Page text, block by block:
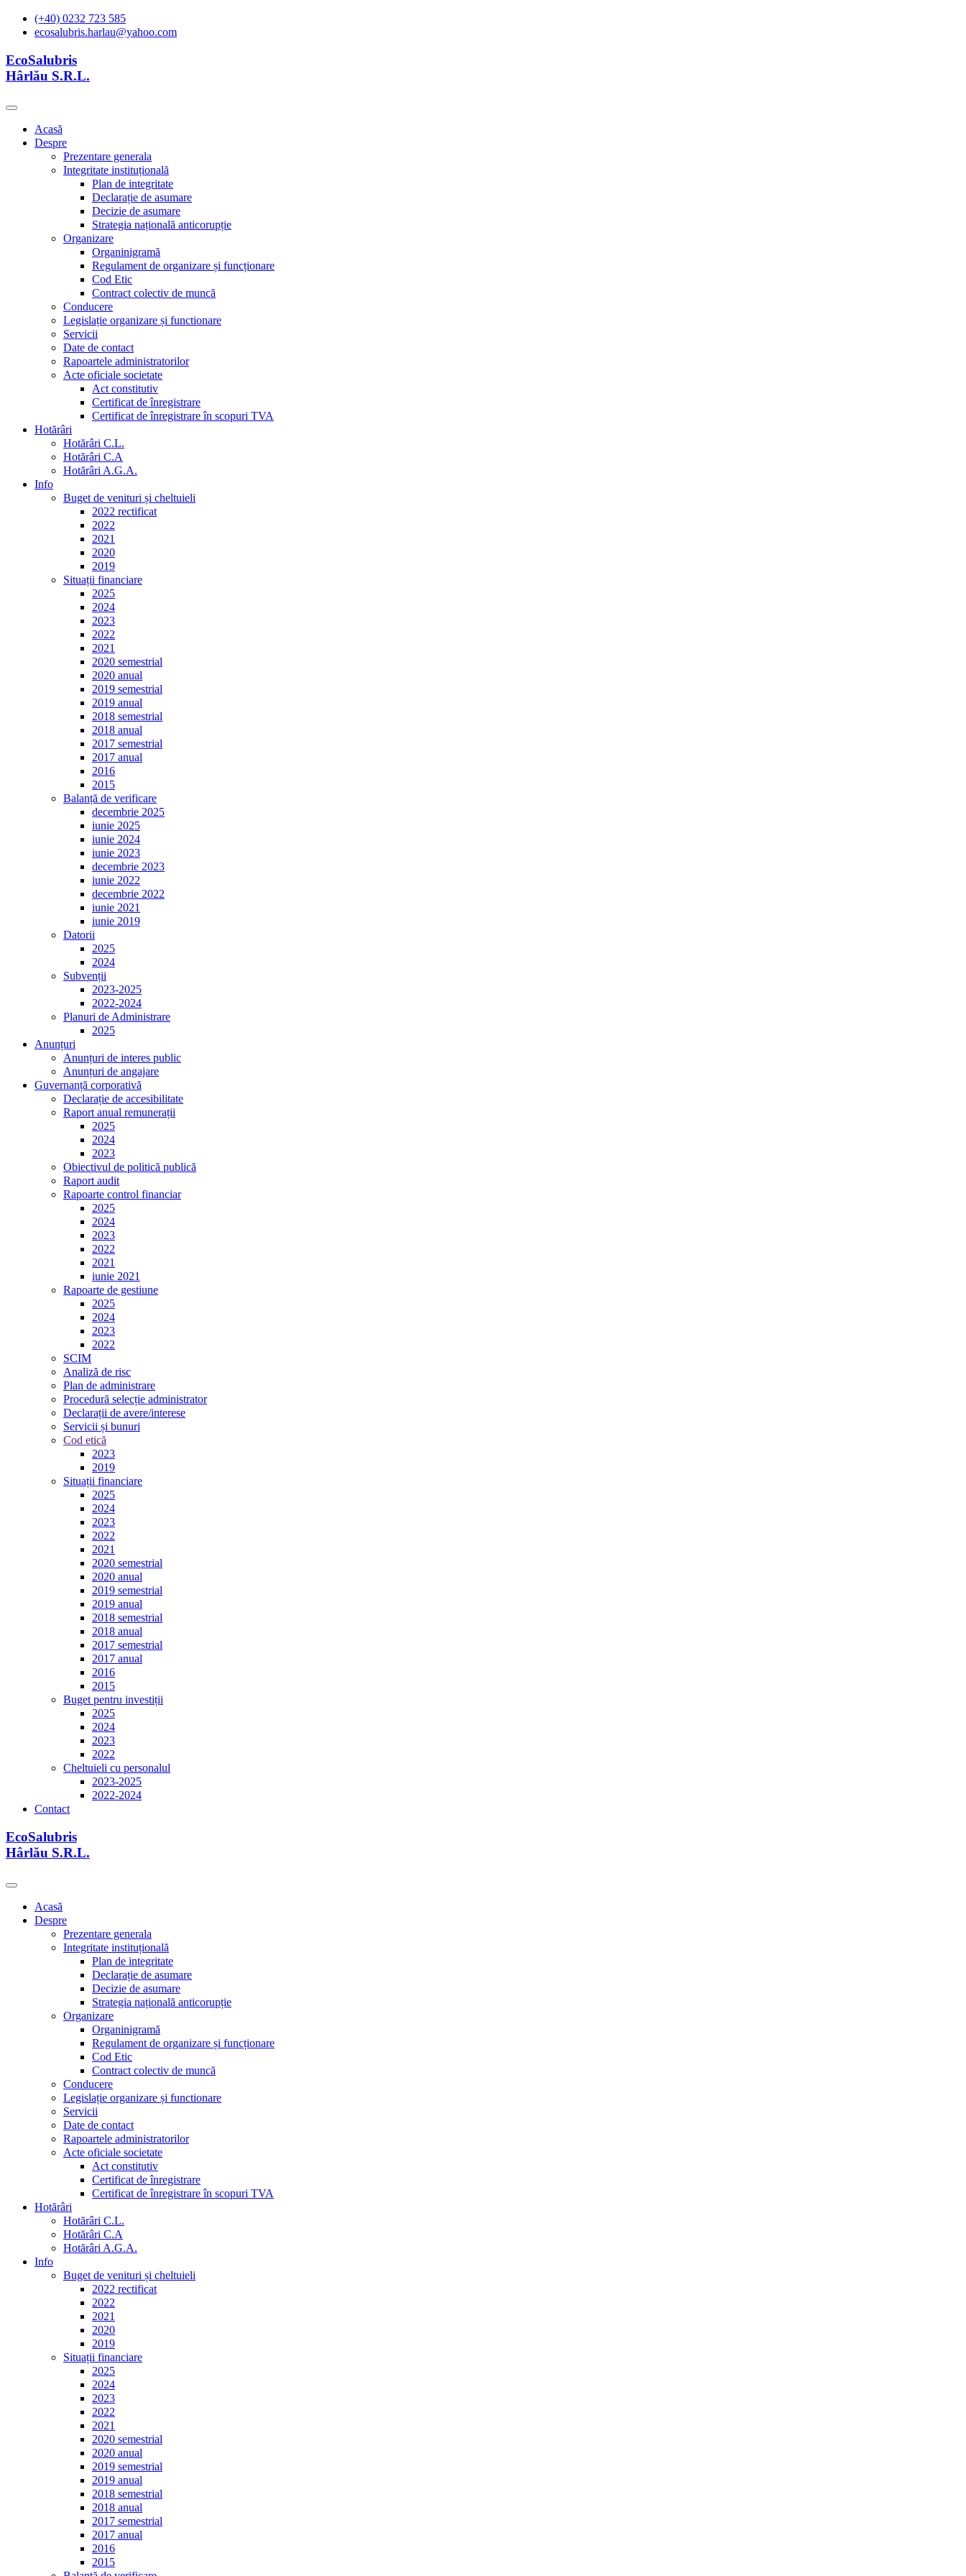
(+40) 0232 723 585
ecosalubris.harlau@yahoo.com
EcoSalubris
Hârlău S.R.L.
Acasă
Despre
Prezentare generala
Integritate instituțională
Plan de integritate
Declarație de asumare
Decizie de asumare
Strategia națională anticorupție
Organizare
Organinigramă
Regulament de organizare și funcționare
Cod Etic
Contract colectiv de muncă
Conducere
Legislație organizare și functionare
Servicii
Date de contact
Rapoartele administratorilor
Acte oficiale societate
Act constitutiv
Certificat de înregistrare
Certificat de înregistrare în scopuri TVA
Hotărâri
Hotărâri C.L.
Hotărâri C.A
Hotărâri A.G.A.
Info
Buget de venituri și cheltuieli
2022 rectificat
2022
2021
2020
2019
Situații financiare
2025
2024
2023
2022
2021
2020 semestrial
2020 anual
2019 semestrial
2019 anual
2018 semestrial
2018 anual
2017 semestrial
2017 anual
2016
2015
Balanță de verificare
decembrie 2025
iunie 2025
iunie 2024
iunie 2023
decembrie 2023
iunie 2022
decembrie 2022
iunie 2021
iunie 2019
Datorii
2025
2024
Subvenții
2023-2025
2022-2024
Planuri de Administrare
2025
Anunțuri
Anunțuri de interes public
Anunțuri de angajare
Guvernanță corporativă
Declarație de accesibilitate
Raport anual remunerații
2025
2024
2023
Obiectivul de politică publică
Raport audit
Rapoarte control financiar
2025
2024
2023
2022
2021
iunie 2021
Rapoarte de gestiune
2025
2024
2023
2022
SCIM
Analiză de risc
Plan de administrare
Procedură selecție administrator
Declarații de avere/interese
Servicii și bunuri
Cod etică
2023
2019
Situații financiare
2025
2024
2023
2022
2021
2020 semestrial
2020 anual
2019 semestrial
2019 anual
2018 semestrial
2018 anual
2017 semestrial
2017 anual
2016
2015
Buget pentru investiții
2025
2024
2023
2022
Cheltuieli cu personalul
2023-2025
2022-2024
Contact
EcoSalubris
Hârlău S.R.L.
Acasă
Despre
Prezentare generala
Integritate instituțională
Plan de integritate
Declarație de asumare
Decizie de asumare
Strategia națională anticorupție
Organizare
Organinigramă
Regulament de organizare și funcționare
Cod Etic
Contract colectiv de muncă
Conducere
Legislație organizare și functionare
Servicii
Date de contact
Rapoartele administratorilor
Acte oficiale societate
Act constitutiv
Certificat de înregistrare
Certificat de înregistrare în scopuri TVA
Hotărâri
Hotărâri C.L.
Hotărâri C.A
Hotărâri A.G.A.
Info
Buget de venituri și cheltuieli
2022 rectificat
2022
2021
2020
2019
Situații financiare
2025
2024
2023
2022
2021
2020 semestrial
2020 anual
2019 semestrial
2019 anual
2018 semestrial
2018 anual
2017 semestrial
2017 anual
2016
2015